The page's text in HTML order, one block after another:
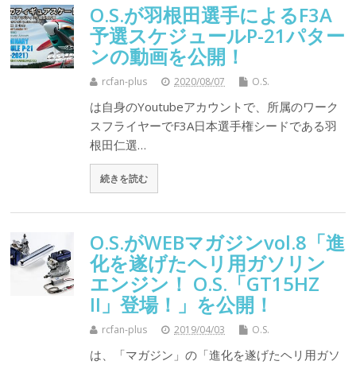
O.S.が羽根田選手によるF3A
予選スケジュールP-21パター
ンの動画を公開！
rcfan-plus 2020/08/07 O.S.
は自身のYoutubeアカウントで、所属のワーク
スフライヤーでF3A日本選手権シードである羽
根田仁選…
続きを読む
O.S.がWEBマガジンvol.8「進
化を遂げたヘリ用ガソリン
エンジン！ O.S.「GT15HZ
II」登場！」を公開！
rcfan-plus 2019/04/03 O.S.
は、「マガジン」の「進化を遂げたヘリ用ガソ